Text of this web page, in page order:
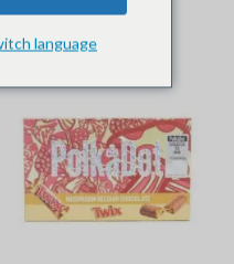
language